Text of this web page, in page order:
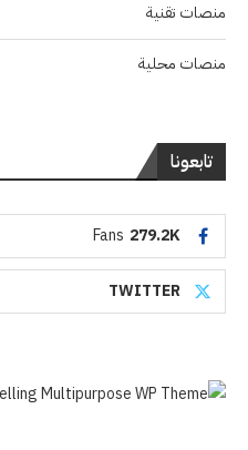
منصات تقنية
منصات محلية
تابعونا
279.2K
Fans
TWITTER